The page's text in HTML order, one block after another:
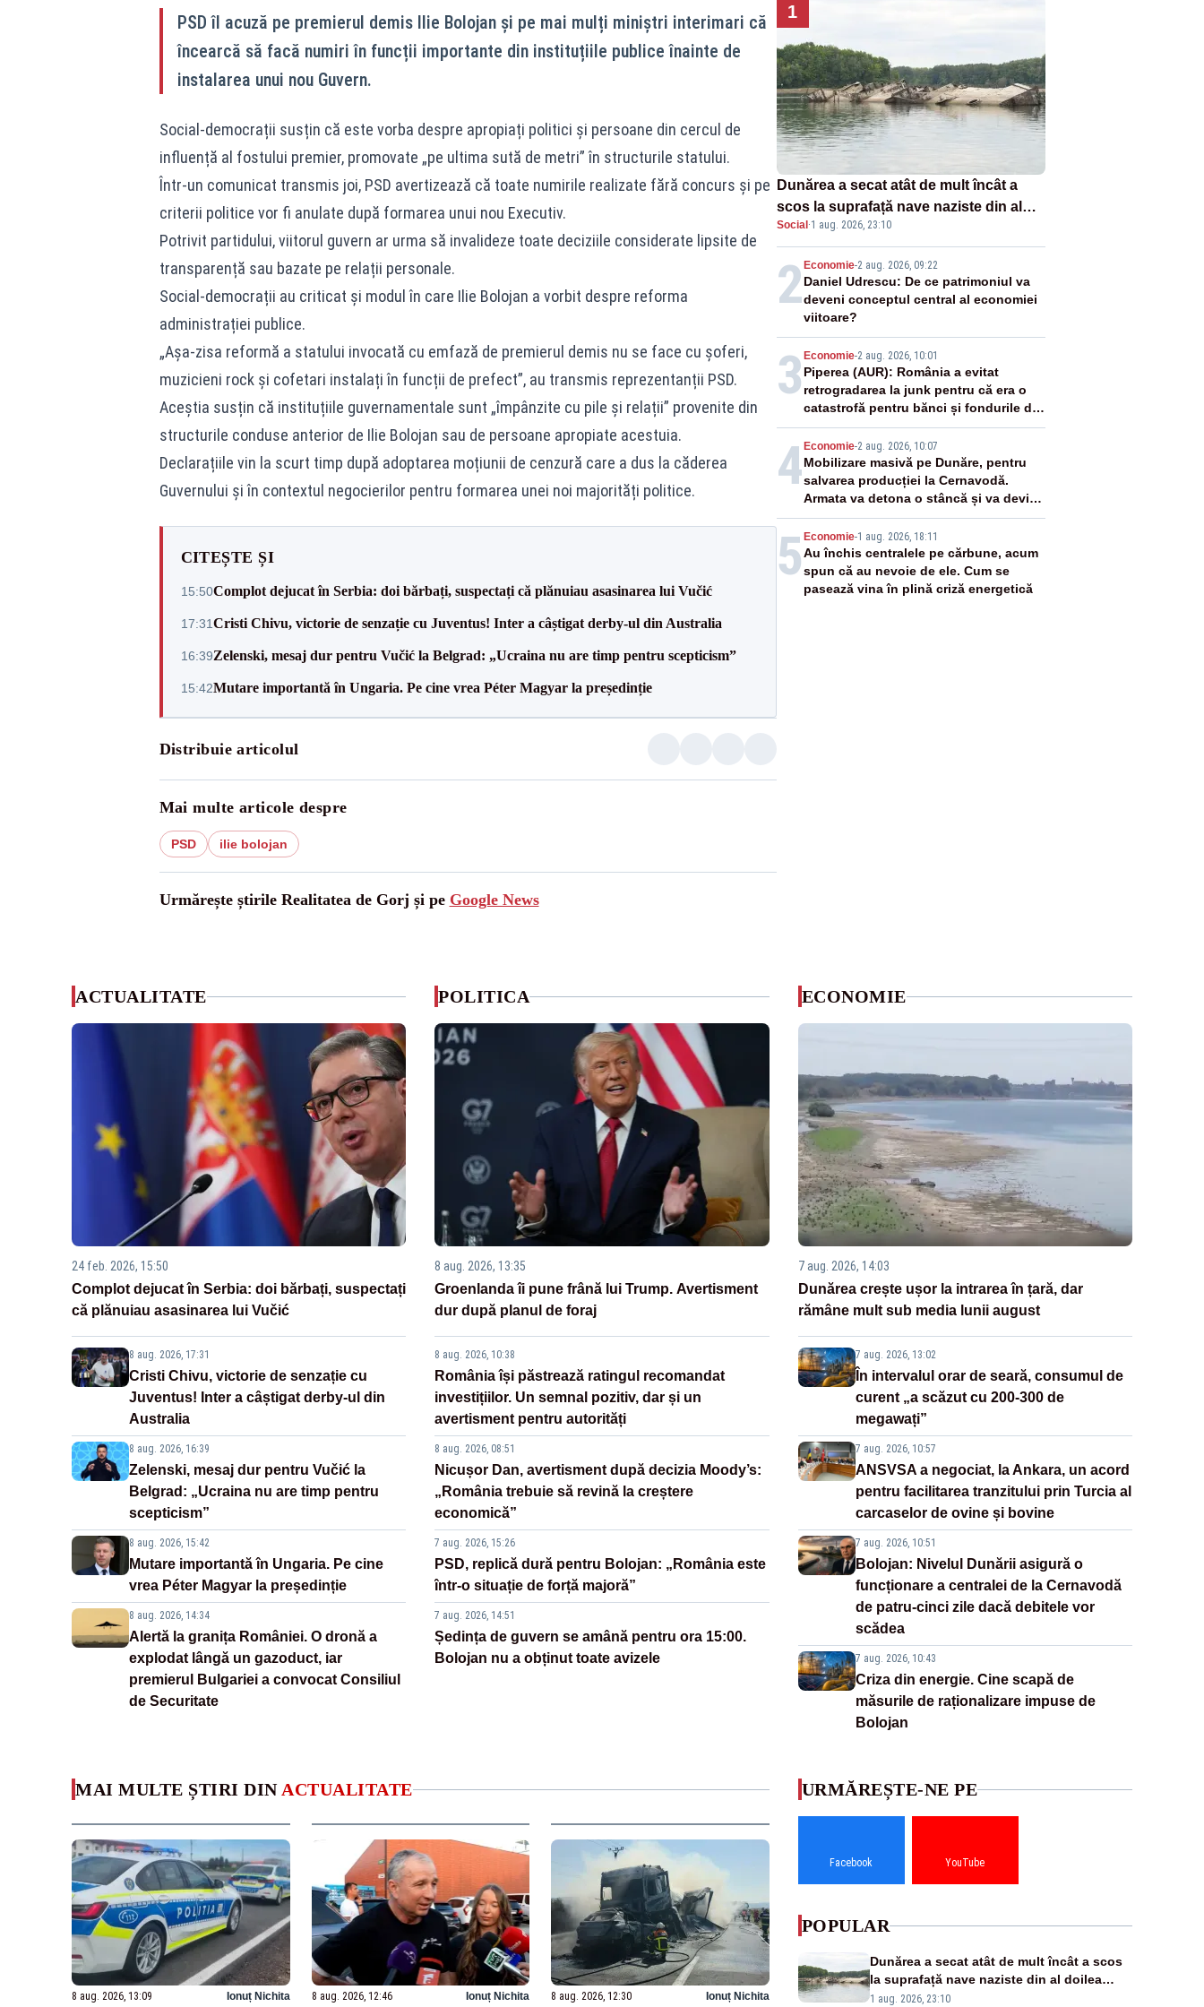
PSD îl acuză pe premierul demis Ilie Bolojan și pe mai mulți miniștri interimari că
încearcă să facă numiri în funcții importante din instituțiile publice înainte de
instalarea unui nou Guvern.
Social-democrații susțin că este vorba despre apropiați politici și persoane din cercul de
influență al fostului premier, promovate „pe ultima sută de metri” în structurile statului.
Într-un comunicat transmis joi, PSD avertizează că toate numirile realizate fără concurs și pe
criterii politice vor fi anulate după formarea unui nou Executiv.
Potrivit partidului, viitorul guvern ar urma să invalideze toate deciziile considerate lipsite de
transparență sau bazate pe relații personale.
Social-democrații au criticat și modul în care Ilie Bolojan a vorbit despre reforma
administrației publice.
„Așa-zisa reformă a statului invocată cu emfază de premierul demis nu se face cu șoferi,
muzicieni rock și cofetari instalați în funcții de prefect”, au transmis reprezentanții PSD.
Aceștia susțin că instituțiile guvernamentale sunt „împânzite cu pile și relații” provenite din
structurile conduse anterior de Ilie Bolojan sau de persoane apropiate acestuia.
Declarațiile vin la scurt timp după adoptarea moțiunii de cenzură care a dus la căderea
Guvernului și în contextul negocierilor pentru formarea unei noi majorități politice.
CITEȘTE ȘI
15:50Complot dejucat în Serbia: doi bărbați, suspectați că plănuiau asasinarea lui Vučić
17:31Cristi Chivu, victorie de senzație cu Juventus! Inter a câștigat derby-ul din Australia
16:39Zelenski, mesaj dur pentru Vučić la Belgrad: „Ucraina nu are timp pentru scepticism”
15:42Mutare importantă în Ungaria. Pe cine vrea Péter Magyar la președinție
Distribuie articolul
Mai multe articole despre
PSD ilie bolojan
Urmărește știrile Realitatea de Gorj și pe Google News
1
Dunărea a secat atât de mult încât a
scos la suprafață nave naziste din al
doilea război mondial
Social ·1 aug. 2026, 23:10
2 Economie-2 aug. 2026, 09:22
Daniel Udrescu: De ce patrimoniul va
deveni conceptul central al economiei
viitoare?
3 Economie-2 aug. 2026, 10:01
Piperea (AUR): România a evitat
retrogradarea la junk pentru că era o
catastrofă pentru bănci și fondurile de
pensii
4 Economie-2 aug. 2026, 10:07
Mobilizare masivă pe Dunăre, pentru
salvarea producției la Cernavodă.
Armata va detona o stâncă și va devia
apa fluviului - IMAGINI AERIENE
5 Economie-1 aug. 2026, 18:11
Au închis centralele pe cărbune, acum
spun că au nevoie de ele. Cum se
pasează vina în plină criză energetică
ACTUALITATE
24 feb. 2026, 15:50
Complot dejucat în Serbia: doi bărbați, suspectați
că plănuiau asasinarea lui Vučić
8 aug. 2026, 17:31
Cristi Chivu, victorie de senzație cu
Juventus! Inter a câștigat derby-ul din
Australia
8 aug. 2026, 16:39
Zelenski, mesaj dur pentru Vučić la
Belgrad: „Ucraina nu are timp pentru
scepticism”
8 aug. 2026, 15:42
Mutare importantă în Ungaria. Pe cine
vrea Péter Magyar la președinție
8 aug. 2026, 14:34
Alertă la granița României. O dronă a
explodat lângă un gazoduct, iar
premierul Bulgariei a convocat Consiliul
de Securitate
POLITICA
8 aug. 2026, 13:35
Groenlanda îi pune frână lui Trump. Avertisment
dur după planul de foraj
8 aug. 2026, 10:38
România își păstrează ratingul recomandat
investițiilor. Un semnal pozitiv, dar și un
avertisment pentru autorități
8 aug. 2026, 08:51
Nicușor Dan, avertisment după decizia Moody’s:
„România trebuie să revină la creștere
economică”
7 aug. 2026, 15:26
PSD, replică dură pentru Bolojan: „România este
într-o situație de forță majoră”
7 aug. 2026, 14:51
Ședința de guvern se amână pentru ora 15:00.
Bolojan nu a obținut toate avizele
ECONOMIE
7 aug. 2026, 14:03
Dunărea crește ușor la intrarea în țară, dar
rămâne mult sub media lunii august
7 aug. 2026, 13:02
În intervalul orar de seară, consumul de
curent „a scăzut cu 200-300 de
megawați”
7 aug. 2026, 10:57
ANSVSA a negociat, la Ankara, un acord
pentru facilitarea tranzitului prin Turcia al
carcaselor de ovine și bovine
7 aug. 2026, 10:51
Bolojan: Nivelul Dunării asigură o
funcționare a centralei de la Cernavodă
de patru-cinci zile dacă debitele vor
scădea
7 aug. 2026, 10:43
Criza din energie. Cine scapă de
măsurile de raționalizare impuse de
Bolojan
MAI MULTE ȘTIRI DIN ACTUALITATE
8 aug. 2026, 13:09 Ionuț Nichita 8 aug. 2026, 12:46 Ionuț Nichita 8 aug. 2026, 12:30 Ionuț Nichita
URMĂREȘTE-NE PE
Facebook YouTube
POPULAR
Dunărea a secat atât de mult încât a scos
la suprafață nave naziste din al doilea
război mondial
1 aug. 2026, 23:10